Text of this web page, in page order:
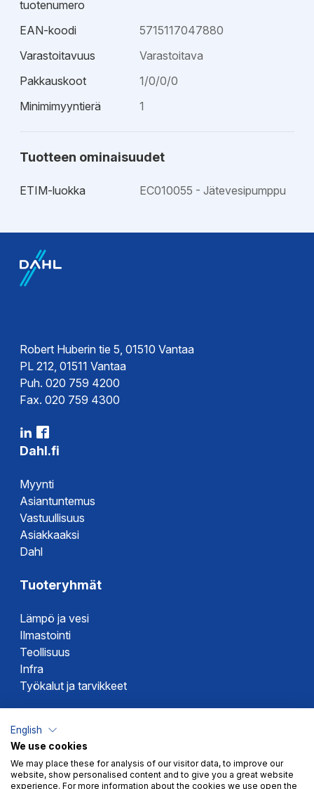
tuotenumero
EAN-koodi
5715117047880
Varastoitavuus
Varastoitava
Pakkauskoot
1/0/0/0
Minimimyyntierä
1
Tuotteen ominaisuudet
ETIM-luokka EC010055 - Jätevesipumppu
Kytkentäkaavio
Käyttöohje
Esitteet
Esite
Robert Huberin tie 5, 01510 Vantaa
PL 212, 01511 Vantaa
Puh. 020 759 4200
Fax. 020 759 4300
Dahl.fi
Myynti
Asiantuntemus
Vastuullisuus
Asiakkaaksi
Dahl
Tuoteryhmät
Lämpö ja vesi
Ilmastointi
Teollisuus
Infra
Työkalut ja tarvikkeet
Altech
Alterna
Novipro
English
We use cookies
We may place these for analysis of our visitor data, to improve our
website, show personalised content and to give you a great website
experience. For more information about the cookies we use open the